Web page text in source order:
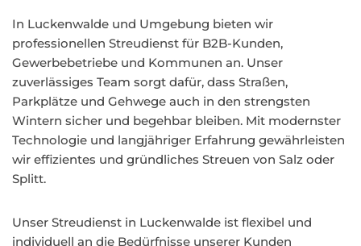
In Luckenwalde und Umgebung bieten wir
professionellen Streudienst für B2B-Kunden,
Gewerbebetriebe und Kommunen an. Unser
zuverlässiges Team sorgt dafür, dass Straßen,
Parkplätze und Gehwege auch in den strengsten
Wintern sicher und begehbar bleiben. Mit modernster
Technologie und langjähriger Erfahrung gewährleisten
wir effizientes und gründliches Streuen von Salz oder
Splitt.
Unser Streudienst in Luckenwalde ist flexibel und
individuell an die Bedürfnisse unserer Kunden